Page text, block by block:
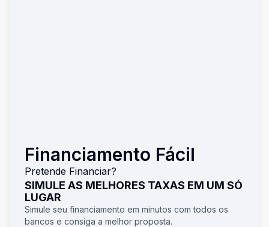
Financiamento Fácil
Pretende Financiar?
SIMULE AS MELHORES TAXAS EM UM SÓ
LUGAR
Simule seu financiamento em minutos com todos os
bancos e consiga a melhor proposta.